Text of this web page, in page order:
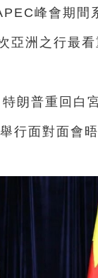
峰會期間
亞洲之行最看
朗普重回白
行面對面會